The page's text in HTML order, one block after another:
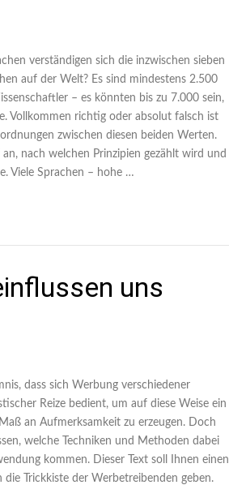
verständigen sich die inzwischen sieben
auf der Welt? Es sind mindestens 2.500
– es könnten bis zu 7.000 sein,
Vollkommen richtig oder absolut falsch ist
zwischen diesen beiden Werten.
nach welchen Prinzipien gezählt wird und
Viele Sprachen – hohe …
uns
dass sich Werbung verschiedener
Reize bedient, um auf diese Weise ein
an Aufmerksamkeit zu erzeugen. Doch
welche Techniken und Methoden dabei
kommen. Dieser Text soll Ihnen einen
die Trickkiste der Werbetreibenden geben.